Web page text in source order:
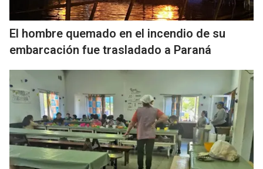
El hombre quemado en el incendio de su
embarcación fue trasladado a Paraná